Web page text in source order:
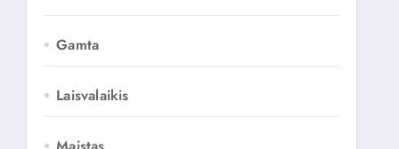
Gamta
Laisvalaikis